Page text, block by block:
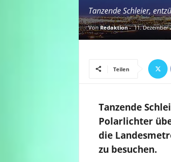
Tanzende Schleier,
Von Redaktion- 11. Dezember
Teilen
Tanzende
Polarlichter
die
zu besuchen.